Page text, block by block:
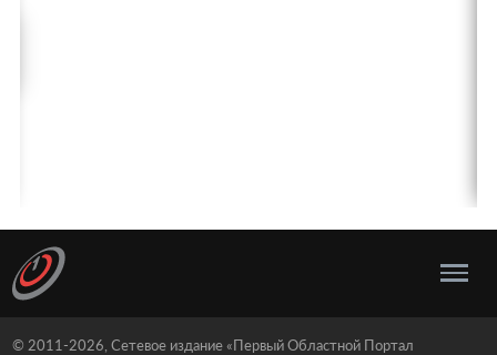
© 2011-2026, Сетевое издание «Первый Областной Портал